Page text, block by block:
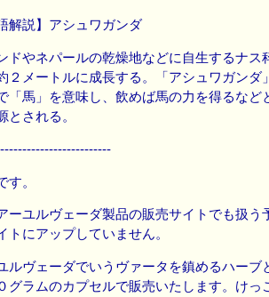
解説】アシュワガンダ
ドやネパールの乾燥地などに自生するナス
２メートルに成長する。「アシュワガンダ
「馬」を意味し、飲めば馬の力を得るなど
とされる。
す。
ーユルヴェーダ製品の販売サイトでも扱う
トにアップしていません。
ルヴェーダでいうヴァータを鎮めるハーブ
グラムのカプセルで販売いたします。けっ